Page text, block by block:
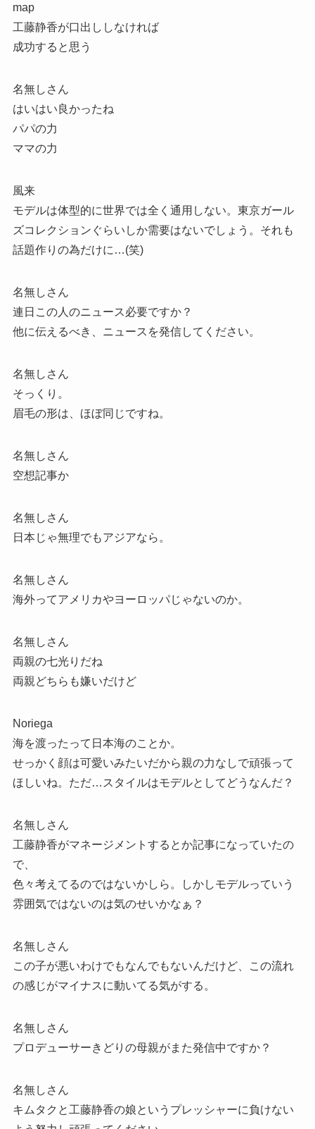
map
工藤静香が口出ししなければ
成功すると思う
名無しさん
はいはい良かったね
パパの力
ママの力
風来
モデルは体型的に世界では全く通用しない。東京ガール
ズコレクションぐらいしか需要はないでしょう。それも
話題作りの為だけに…(笑)
名無しさん
連日この人のニュース必要ですか？
他に伝えるべき、ニュースを発信してください。
名無しさん
そっくり。
眉毛の形は、ほぼ同じですね。
名無しさん
空想記事か
名無しさん
日本じゃ無理でもアジアなら。
名無しさん
海外ってアメリカやヨーロッパじゃないのか。
名無しさん
両親の七光りだね
両親どちらも嫌いだけど
Noriega
海を渡ったって日本海のことか。
せっかく顔は可愛いみたいだから親の力なしで頑張って
ほしいね。ただ…スタイルはモデルとしてどうなんだ？
名無しさん
工藤静香がマネージメントするとか記事になっていたの
で、
色々考えてるのではないかしら。しかしモデルっていう
雰囲気ではないのは気のせいかなぁ？
名無しさん
この子が悪いわけでもなんでもないんだけど、この流れ
の感じがマイナスに動いてる気がする。
名無しさん
プロデューサーきどりの母親がまた発信中ですか？
名無しさん
キムタクと工藤静香の娘というプレッシャーに負けない